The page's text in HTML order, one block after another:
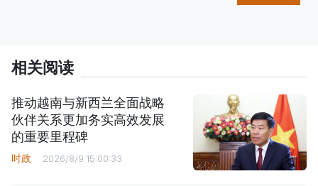
相关阅读
推动越南与新西兰全面战略
伙伴关系更加务实高效发展
的重要里程碑
时政 2026/8/9 15:00:33